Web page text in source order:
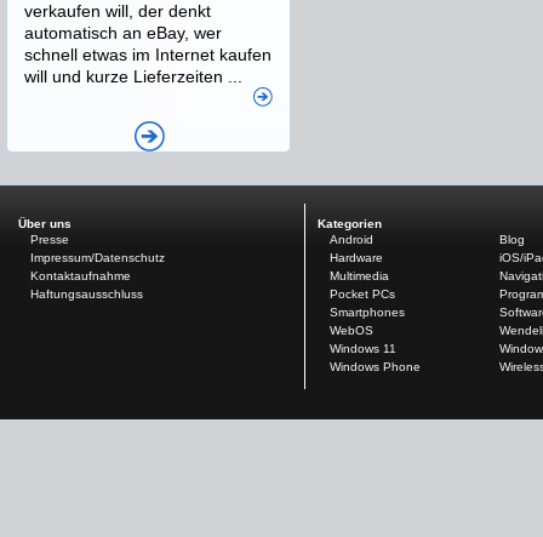
verkaufen will, der denkt
automatisch an eBay, wer
schnell etwas im Internet kaufen
will und kurze Lieferzeiten ...
Über uns
Presse
Impressum/Datenschutz
Kontaktaufnahme
Haftungsausschluss
Kategorien
Android
Blog
Hardware
iOS/
Multimedia
Pocket PCs
Smartphones
WebOS
Windows 11
Windows Phone